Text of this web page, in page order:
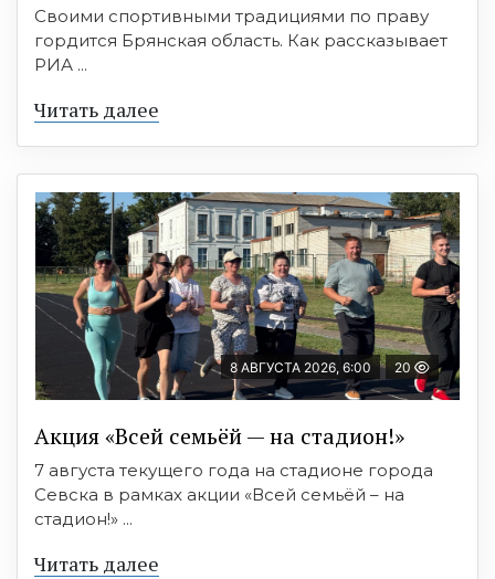
Своими спортивными традициями по праву
гордится Брянская область. Как рассказывает
РИА ...
Читать далее
8 АВГУСТА 2026, 6:00 20
Акция «Всей семьёй — на стадион!»
7 августа текущего года на стадионе города
Севска в рамках акции «Всей семьёй – на
стадион!» ...
Читать далее